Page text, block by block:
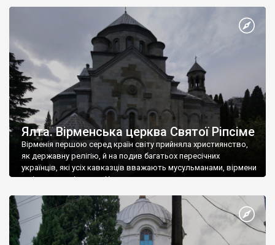
Херсонесі Володимир-язичник, став Василем-християнином.
А потім було Хрещення Русі. На честь Херсонесу Таврійського
Ялта. Вірменська церква Святої Ріпсіме
Вірменія першою серед країн світу прийняла християнство,
як державну релігію, й на подив багатьох пересічних
українців, які усіх кавказців вважають мусульманами, вірмени
є відданими вірянами Христа